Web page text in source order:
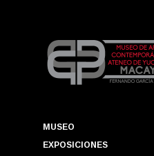
MUSEO
EXPOSICIONES